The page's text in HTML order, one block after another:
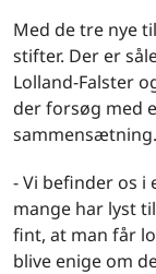
Med de tre nye
stifter. Der er
Lolland-Falster
der forsøg med
sammensætning.
- Vi befinder os
mange har lyst
fint, at man får
blive enige om